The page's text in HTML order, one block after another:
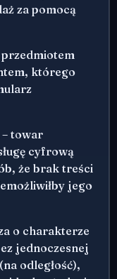
za pomocą
którego
– towar
cyfrową
że brak treści
jego
o charakterze
jednoczesnej
odległość),